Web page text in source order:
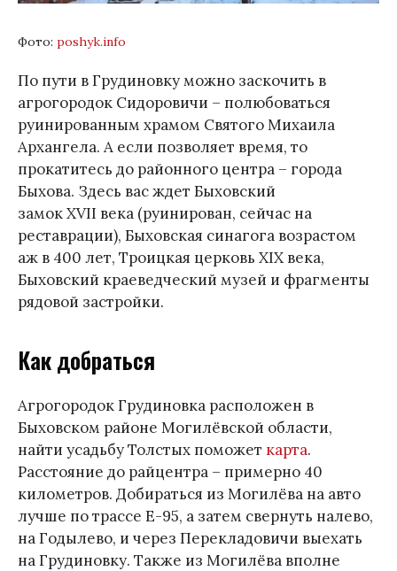
Фото: poshyk.info
По пути в Грудиновку можно заскочить в
агрогородок Сидоровичи – полюбоваться
руинированным храмом Святого Михаила
Архангела. А если позволяет время, то
прокатитесь до районного центра – города
Быхова. Здесь вас ждет Быховский
замок XVII века (руинирован, сейчас на
реставрации), Быховская синагога возрастом
аж в 400 лет, Троицкая церковь XIX века,
Быховский краеведческий музей и фрагменты
рядовой застройки.
Как добраться
Агрогородок Грудиновка расположен в
Быховском районе Могилёвской области,
найти усадьбу Толстых поможет карта.
Расстояние до райцентра – примерно 40
километров. Добираться из Могилёва на авто
лучше по трассе Е-95, а затем свернуть налево,
на Годылево, и через Перекладовичи выехать
на Грудиновку. Также из Могилёва вполне